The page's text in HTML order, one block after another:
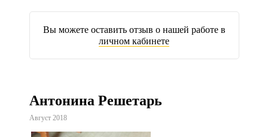
Вы можете оставить отзыв о нашей работе в
личном кабинете
Антонина Решетарь
Август 2018